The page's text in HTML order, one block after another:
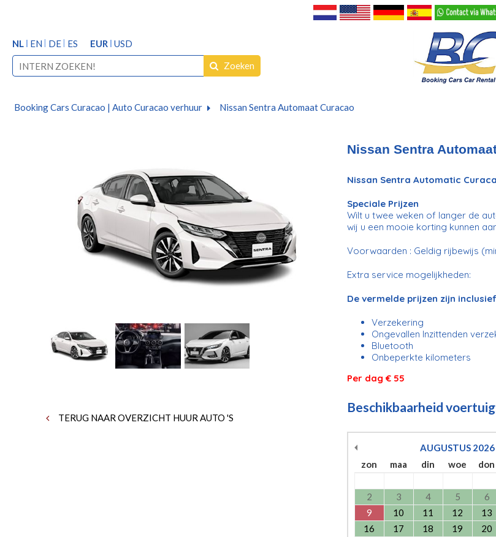
NL EN DE ES EUR USD
Zoeken
Booking Cars Curacao | Auto Curacao verhuur Nissan Sentra Automaat Curacao
TERUG NAAR OVERZICHT HUUR AUTO 'S
Nissan Sentra
Nissan Sentra Automatic
Speciale Prijzen
Wilt u twee weken of langer de
wij u een mooie korting kunnen
Voorwaarden : Geldig rijbewijs
Extra service mogelijkheden:
De vermelde prijzen zijn
Verzekering
Ongevallen Inzittenden
Bluetooth
Onbeperkte kilometers
Per dag € 55
Beschikbaarheid
AUGUSTUS 2026
zon
maa din woe don
2
3 4 5 6
9
10 11 12 13
16
17 18 19 20